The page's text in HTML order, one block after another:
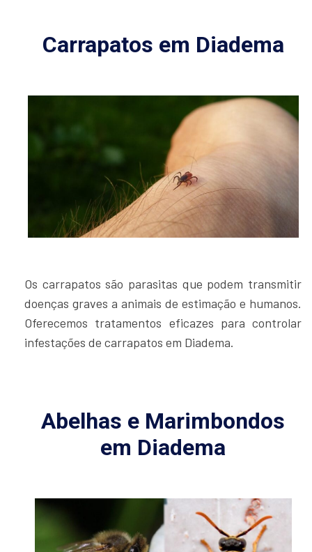
Carrapatos em Diadema
Os carrapatos são parasitas que podem transmitir
doenças graves a animais de estimação e humanos.
Oferecemos tratamentos eficazes para controlar
infestações de carrapatos em Diadema.
Abelhas e Marimbondos
em Diadema